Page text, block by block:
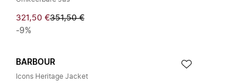
321,50 €351,50 €
-9%
BARBOUR
Icons Heritage Jacket